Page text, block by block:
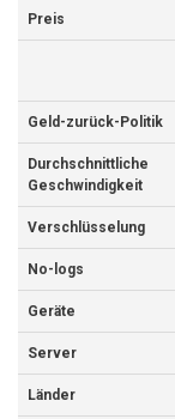
Preis
Geld-zurück-Politik
Durchschnittliche
Geschwindigkeit
Verschlüsselung
No-logs
Geräte
Server
Länder